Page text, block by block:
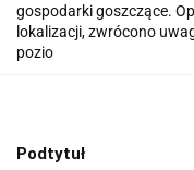
gospodarki goszczące.
lokalizacji, zwrócono
pozio
Podtytuł